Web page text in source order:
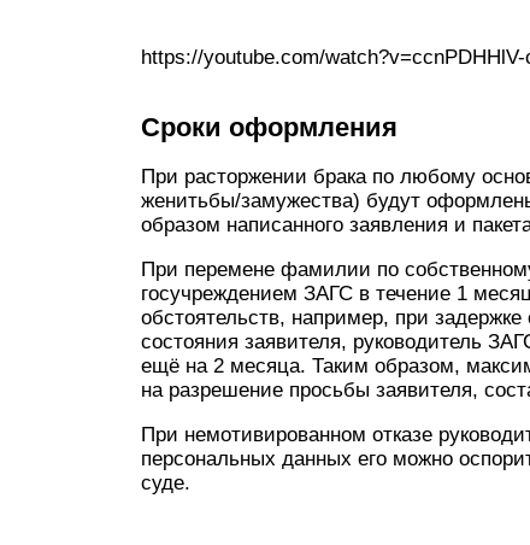
https://youtube.com/watch?v=ccnPDHHlV-
Сроки оформления
При расторжении брака по любому
женитьбы/замужества) будут
образом написанного заявления и
При перемене фамилии по
госучреждением ЗАГС в течение 1
обстоятельств, например, при
состояния заявителя, руководитель
ещё на 2 месяца. Таким образом,
на разрешение просьбы заявителя,
При немотивированном отказе
персональных данных его можно
суде.